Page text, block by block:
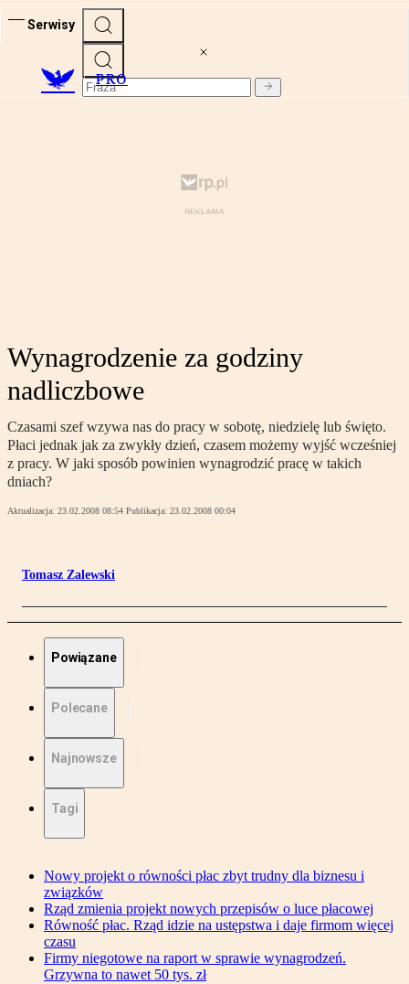
Serwisy
PRO
Wynagrodzenie za godziny
nadliczbowe
Czasami szef wzywa nas do pracy w sobotę, niedzielę lub święto.
Płaci jednak jak za zwykły dzień, czasem możemy wyjść wcześniej
z pracy. W jaki sposób powinien wynagrodzić pracę w takich
dniach?
Aktualizacja: 23.02.2008 08:54 Publikacja: 23.02.2008 00:04
Tomasz Zalewski
Powiązane
Polecane
Najnowsze
Tagi
Nowy projekt o równości płac zbyt trudny dla biznesu i
związków
Rząd zmienia projekt nowych przepisów o luce płacowej
Równość płac. Rząd idzie na ustępstwa i daje firmom więcej
czasu
Firmy niegotowe na raport w sprawie wynagrodzeń.
Grzywna to nawet 50 tys. zł